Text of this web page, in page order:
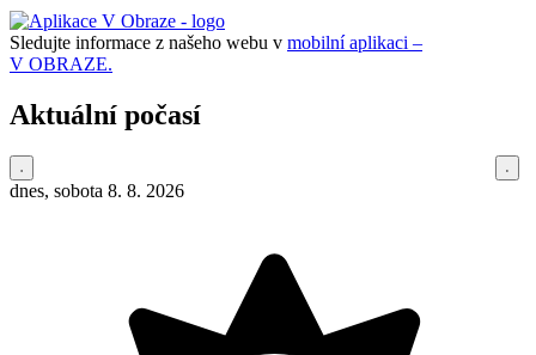
Sledujte informace z našeho webu v mobilní aplikaci –
V OBRAZE.
Aktuální počasí
dnes, sobota 8. 8. 2026